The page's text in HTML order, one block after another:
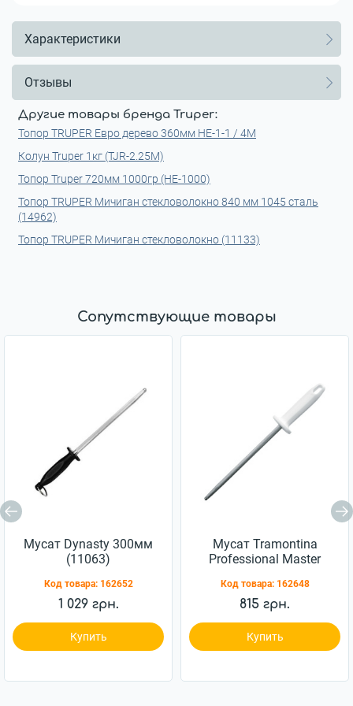
Характеристики
Отзывы
Другие товары бренда Truper:
Топор TRUPER Евро дерево 360мм HE-1-1 / 4M
Колун Truper 1кг (TJR-2.25M)
Топор Truper 720мм 1000гр (HE-1000)
Топор TRUPER Мичиган стекловолокно 840 мм 1045 сталь
(14962)
Топор TRUPER Мичиган стекловолокно (11133)
Сопутствующие товары
Мусат Dynasty 300мм
(11063)
Код товара: 162652
1 029 грн.
Купить
Мусат Tramontina
Professional Master
Код товара: 162648
815 грн.
Купить